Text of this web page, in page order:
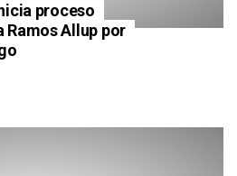
proceso
Allup por